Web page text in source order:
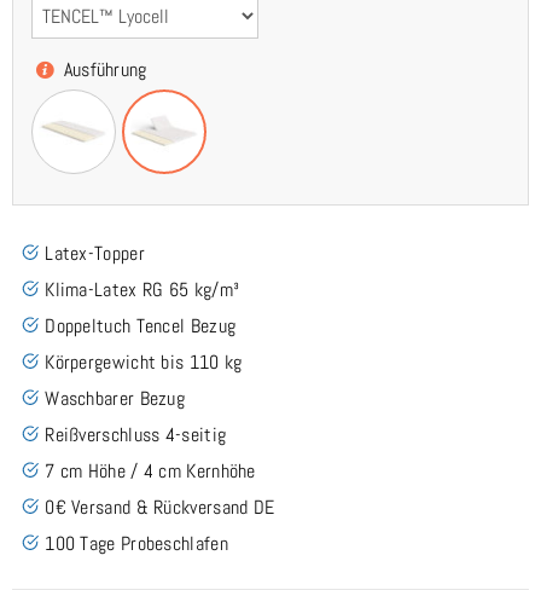
Ausführung
Latex-Topper
Klima-Latex RG 65 kg/m³
Doppeltuch Tencel Bezug
Körpergewicht bis 110 kg
Waschbarer Bezug
Reißverschluss 4-seitig
7 cm Höhe / 4 cm Kernhöhe
0€ Versand & Rückversand DE
100 Tage Probeschlafen